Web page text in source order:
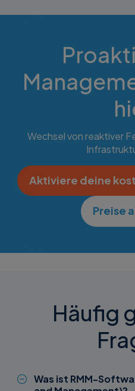
Wechsel von reaktiver
Aktiviere deine
Preise
Häufig
Was ist RMM-